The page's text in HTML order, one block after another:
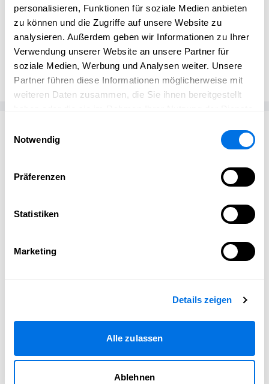
personalisieren, Funktionen für soziale Medien anbieten
zu können und die Zugriffe auf unsere Website zu
analysieren. Außerdem geben wir Informationen zu Ihrer
Verwendung unserer Website an unsere Partner für
soziale Medien, Werbung und Analysen weiter. Unsere
Partner führen diese Informationen möglicherweise mit
weiteren Daten zusammen, die Sie ihnen bereitgestellt
Notwendig
Präferenzen
Statistiken
Marketing
Details zeigen
Alle zulassen
Ablehnen
CV
Christian Vögele
Holzbau Vögele